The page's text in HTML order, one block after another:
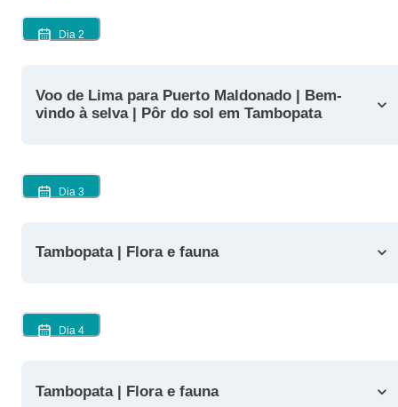
Dia 2
Voo de Lima para Puerto Maldonado | Bem-
vindo à selva | Pôr do sol em Tambopata
Dia 3
Tambopata | Flora e fauna
Dia 4
Tambopata | Flora e fauna